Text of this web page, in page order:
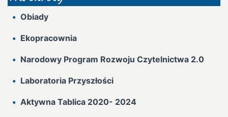
Obiady
Ekopracownia
Narodowy Program Rozwoju Czytelnictwa 2.0
Laboratoria Przyszłości
Aktywna Tablica 2020- 2024